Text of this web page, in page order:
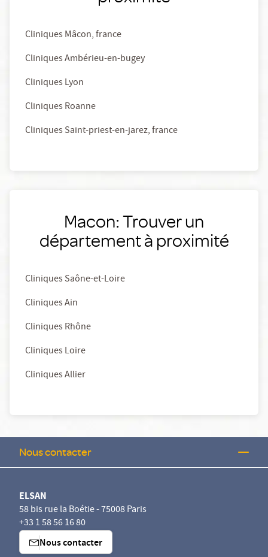
Cliniques Mâcon, france
Cliniques Ambérieu-en-bugey
Cliniques Lyon
Cliniques Roanne
Cliniques Saint-priest-en-jarez, france
Macon: Trouver un
département à proximité
Cliniques Saône-et-Loire
Cliniques Ain
Cliniques Rhône
Cliniques Loire
Cliniques Allier
Nous contacter
ELSAN
58 bis rue la Boétie - 75008 Paris
+33 1 58 56 16 80
Nous contacter